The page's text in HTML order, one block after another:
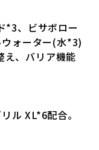
*3、ビサボロー
ォーター(水*3)
え、バリア機能
ル XL*6配合。